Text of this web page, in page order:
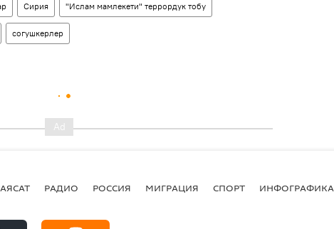
Сирия "Ислам мамлекети" террордук тобу
согушкерлер
РАДИО РОССИЯ МИГРАЦИЯ СПОРТ ИНФОГРАФИКА